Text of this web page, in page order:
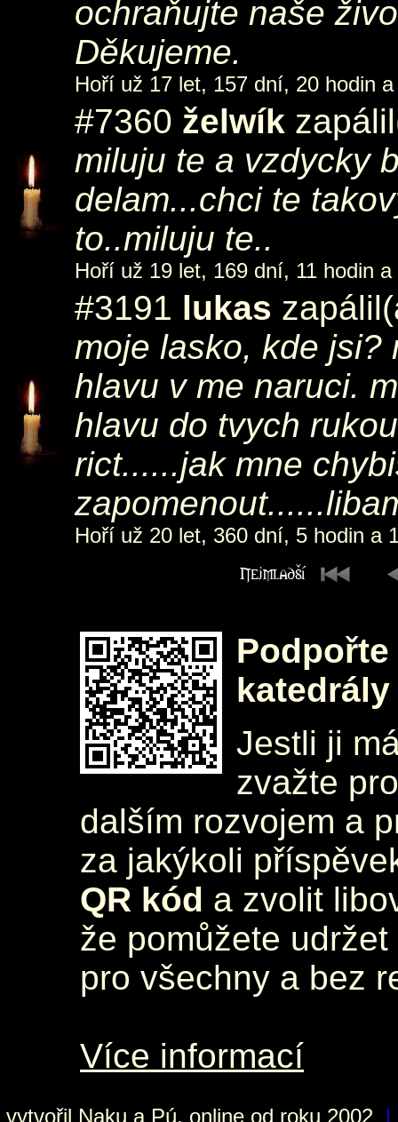
ochraňujte naše
Děkujeme.
Hoří už 17 let, 157 dní, 20 hodin
#7360 želwík
miluju te a vzdycky
delam...chci te
to..miluju te..
Hoří už 19 let, 169 dní, 11 hodin
#3191 lukas
moje lasko, kde jsi?
hlavu v me naruci.
hlavu do tvych
rict......jak mne
Hoří už 20 let, 360 dní, 5 hodin a
katedrály
Jestli ji
zvažte
dalším rozvojem a
za jakýkoli
QR kód a zvolit
že pomůžete
pro všechny a bez
Více informací
vytvořil Naku a Pú, online od roku 2002 |